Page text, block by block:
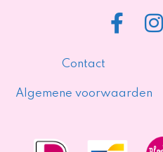
Contact
Algemene voorwaarden